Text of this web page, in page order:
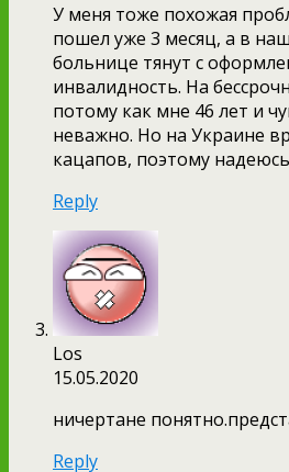
У меня тоже похожая
пошел уже 3 месяц, а в
больнице тянут с
инвалидность. На
потому как мне 46 лет и
неважно. Но на Украине
кацапов, поэтому
Reply
Los
15.05.2020
ничертане
Reply